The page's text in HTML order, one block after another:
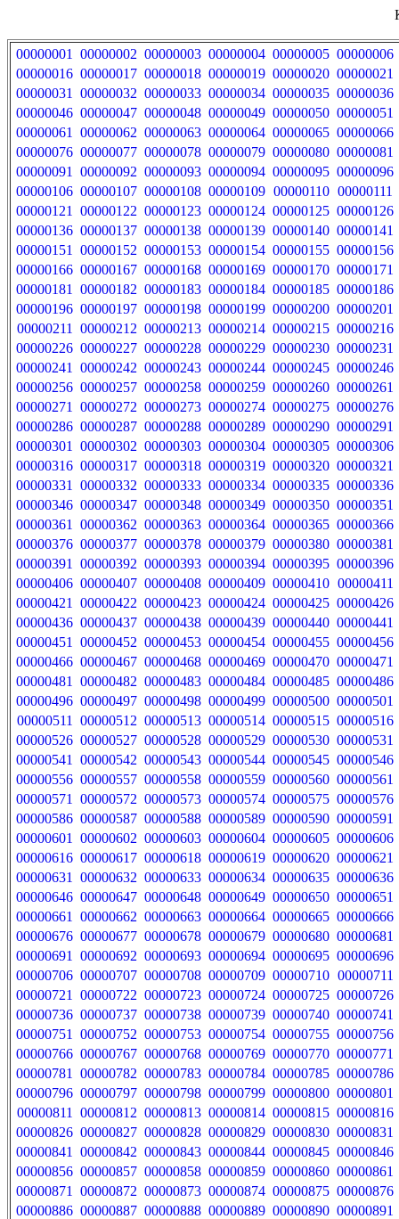
00000001 00000002 00000003 00000004 00000005 00000006
00000016 00000017 00000018 00000019 00000020 00000021
00000031
00000032 00000033 00000034 00000035 00000036
00000046 00000047 00000048 00000049 00000050 00000051
00000061
00000062 00000063 00000064 00000065 00000066
00000076 00000077 00000078 00000079 00000080 00000081
00000091
00000092 00000093 00000094 00000095 00000096
00000106 00000107 00000108 00000109 00000110 00000111
00000121
00000122 00000123 00000124 00000125 00000126
00000136 00000137 00000138 00000139 00000140 00000141
00000151
00000152 00000153 00000154 00000155 00000156
00000166 00000167 00000168 00000169 00000170 00000171
00000181
00000182 00000183 00000184 00000185 00000186
00000196 00000197 00000198 00000199 00000200 00000201
00000211
00000212 00000213 00000214 00000215 00000216
00000226 00000227 00000228 00000229 00000230 00000231
00000241
00000242 00000243 00000244 00000245 00000246
00000256 00000257 00000258 00000259 00000260 00000261
00000271
00000272 00000273 00000274 00000275 00000276
00000286 00000287 00000288 00000289 00000290 00000291
00000301
00000302 00000303 00000304 00000305 00000306
00000316 00000317 00000318 00000319 00000320 00000321
00000331
00000332 00000333 00000334 00000335 00000336
00000346 00000347 00000348 00000349 00000350 00000351
00000361
00000362 00000363 00000364 00000365 00000366
00000376 00000377 00000378 00000379 00000380 00000381
00000391
00000392 00000393 00000394 00000395 00000396
00000406 00000407 00000408 00000409 00000410 00000411
00000421
00000422 00000423 00000424 00000425 00000426
00000436 00000437 00000438 00000439 00000440 00000441
00000451
00000452 00000453 00000454 00000455 00000456
00000466 00000467 00000468 00000469 00000470 00000471
00000481
00000482 00000483 00000484 00000485 00000486
00000496 00000497 00000498 00000499 00000500 00000501
00000511
00000512 00000513 00000514 00000515 00000516
00000526 00000527 00000528 00000529 00000530 00000531
00000541
00000542 00000543 00000544 00000545 00000546
00000556 00000557 00000558 00000559 00000560 00000561
00000571
00000572 00000573 00000574 00000575 00000576
00000586 00000587 00000588 00000589 00000590 00000591
00000601
00000602 00000603 00000604 00000605 00000606
00000616 00000617 00000618 00000619 00000620 00000621
00000631
00000632 00000633 00000634 00000635 00000636
00000646 00000647 00000648 00000649 00000650 00000651
00000661
00000662 00000663 00000664 00000665 00000666
00000676 00000677 00000678 00000679 00000680 00000681
00000691
00000692 00000693 00000694 00000695 00000696
00000706 00000707 00000708 00000709 00000710 00000711
00000721
00000722 00000723 00000724 00000725 00000726
00000736 00000737 00000738 00000739 00000740 00000741
00000751
00000752 00000753 00000754 00000755 00000756
00000766 00000767 00000768 00000769 00000770 00000771
00000781
00000782 00000783 00000784 00000785 00000786
00000796 00000797 00000798 00000799 00000800 00000801
00000811
00000812 00000813 00000814 00000815 00000816
00000826 00000827 00000828 00000829 00000830 00000831
00000841
00000842 00000843 00000844 00000845 00000846
00000856 00000857 00000858 00000859 00000860 00000861
00000871
00000872 00000873 00000874 00000875 00000876
00000886 00000887 00000888 00000889 00000890 00000891